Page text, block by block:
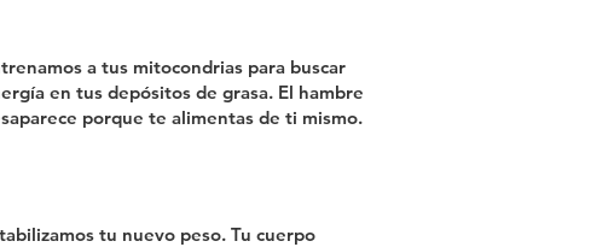
a tus mitocondrias para buscar
en tus depósitos de grasa. El hambre
porque te alimentas de ti mismo.
tu nuevo peso. Tu cuerpo